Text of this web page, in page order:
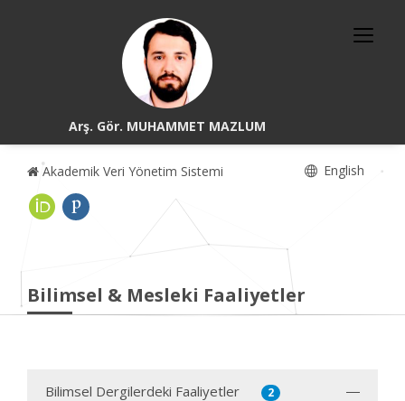
Arş. Gör. MUHAMMET MAZLUM
Akademik Veri Yönetim Sistemi English
Bilimsel & Mesleki Faaliyetler
Bilimsel Dergilerdeki Faaliyetler 2